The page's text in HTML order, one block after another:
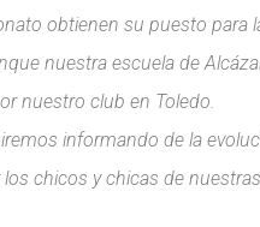
obtienen su puesto para
nuestra escuela de
nuestro club en Toledo.
informando de la
chicos y chicas de